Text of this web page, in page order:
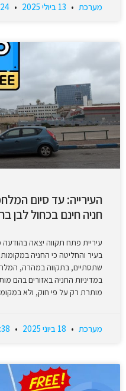
מערכת
העירייה: עד סיום
חניה חינם בכחול לבן
עיריית פתח תקווה יצאה
בעיר והחליטה כי החניה
שתסתיים, בתקווה במהרה,
במדיניות החניה באזורים בהם
מותרת רק על פי חוק, ולא
מערכת